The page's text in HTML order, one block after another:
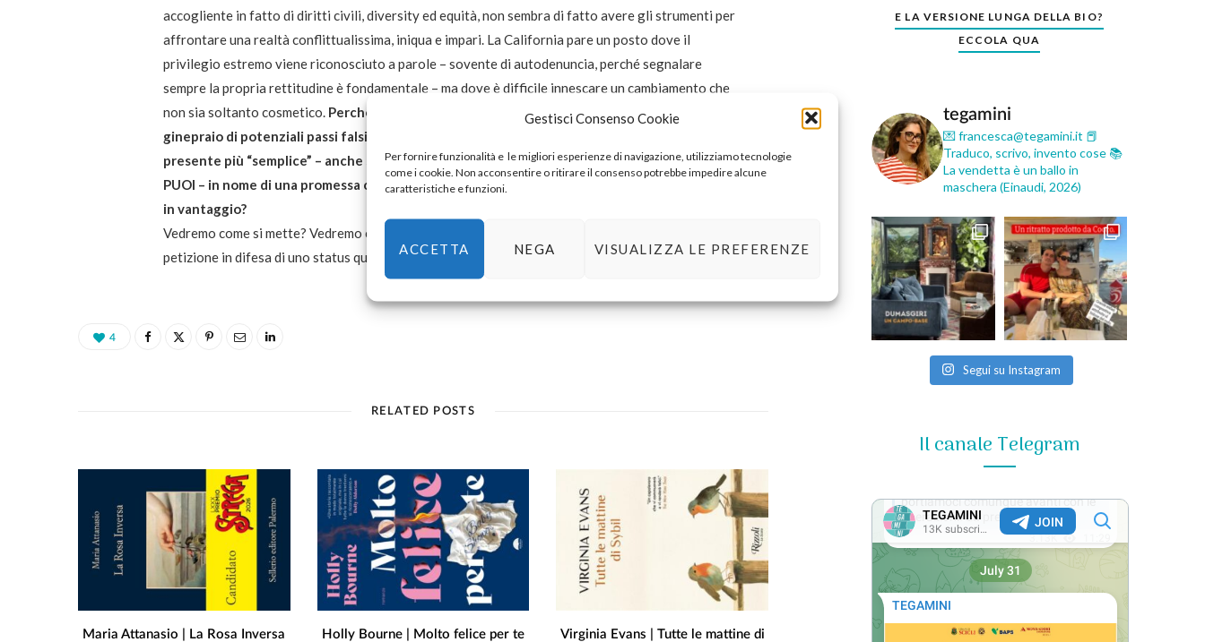
Gestisci Consenso Cookie
Per fornire funzionalità e le migliori esperienze di navigazione, utilizziamo tecnologie
come i cookie. Non acconsentire o ritirare il consenso potrebbe impedire alcune
caratteristiche e funzioni.
ACCETTA NEGA VISUALIZZA LE PREFERENZE
accogliente in fatto di diritti civili, diversity ed equità, non sembra di fatto avere gli strumenti per
affrontare una realtà conflittualissima, iniqua e impari. La California pare un posto dove il
privilegio estremo viene riconosciuto a parole – sovente di autodenuncia, perché segnalare
sempre la propria rettitudine è fondamentale – ma dove è difficile innescare un cambiamento che
non sia soltanto cosmetico. Perché restare, si chiedono molti “nuovi” californiani, in un simile
ginepraio di potenziali passi falsi e oggettive asperità pratiche? Perché rinunciare a un
presente più “semplice” – anche se magari meno glorioso, per certi standard da SE VUOI
PUOI – in nome di una promessa che pare sempre più remota o alla portata ci chi partiva già
in vantaggio?
Vedremo come si mette? Vedremo come si mette. O al massimo raccoglieremo firme per l’ennesima
petizione in difesa di uno status quo che non conviene quasi più a nessuno.
4
RELATED POSTS
Maria Attanasio | La Rosa Inversa Holly Bourne | Molto felice per te
Virginia Evans | Tutte le mattine di
E LA VERSIONE LUNGA DELLA BIO?
ECCOLA QUA
tegamini
💌 francesca@tegamini.it 📕
Traduco, scrivo, invento cose 📚
La vendetta è un ballo in
maschera (Einaudi, 2026)
Segui su Instagram
Il canale Telegram